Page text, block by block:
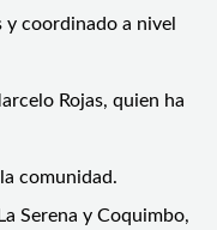
y coordinado a nivel
Rojas, quien ha
comunidad.
Serena y Coquimbo,